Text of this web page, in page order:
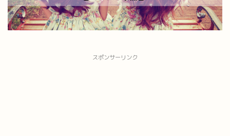
スポンサーリンク